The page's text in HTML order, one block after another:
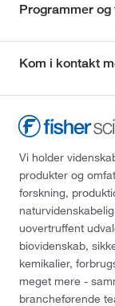
Programmer og
Kom i kontakt
Vi holder
produkter og
forskning,
uovertruffent
biovidenskab,
kemikalier,
meget mere -
brancheførende